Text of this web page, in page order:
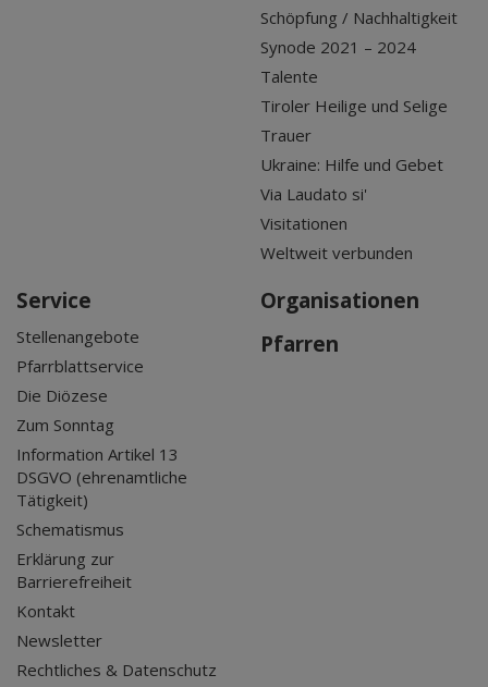
Schöpfung / Nachhaltigkeit
Synode 2021 – 2024
Talente
Tiroler Heilige und Selige
Trauer
Ukraine: Hilfe und Gebet
Via Laudato si'
Visitationen
Weltweit verbunden
Service
Stellenangebote
Pfarrblattservice
Die Diözese
Zum Sonntag
Information Artikel 13
DSGVO (ehrenamtliche
Tätigkeit)
Schematismus
Erklärung zur
Barrierefreiheit
Kontakt
Newsletter
Rechtliches & Datenschutz
Organisationen
Pfarren